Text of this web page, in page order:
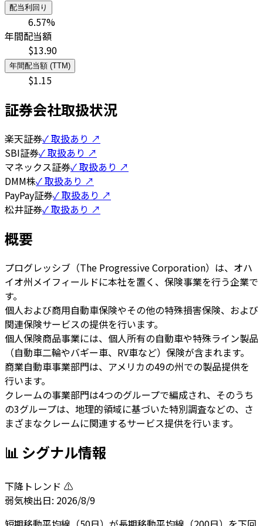
配当利回り
6.57%
年間配当額
$13.90
年間配当額 (TTM)
$1.15
証券会社取扱状況
楽天証券✓ 取扱あり ↗
SBI証券✓ 取扱あり ↗
マネックス証券✓ 取扱あり ↗
DMM株✓ 取扱あり ↗
PayPay証券✓ 取扱あり ↗
松井証券✓ 取扱あり ↗
概要
プログレッシブ（The Progressive Corporation）は、オハ
イオ州メイフィールドに本社を置く、保険事業を行う企業で
す。
個人および商用自動車保険やその他の特殊損害保険、および
関連保険サービスの提供を行います。
個人保険商品事業には、個人所有の自動車や特殊ライン製品
（自動車二輪やバギー車、RV車など）保険が含まれます。
商業自動車事業部門は、アメリカの49の州での製品提供を
行います。
クレームの事業部門は4つのグループで編成され、そのうち
の3グループは、地理的領域に基づいた特別調査などの、さ
まざまなクレームに関連するサービス提供を行います。
📊 シグナル情報
下降トレンド ⚠️
弱気検出日: 2026/8/9